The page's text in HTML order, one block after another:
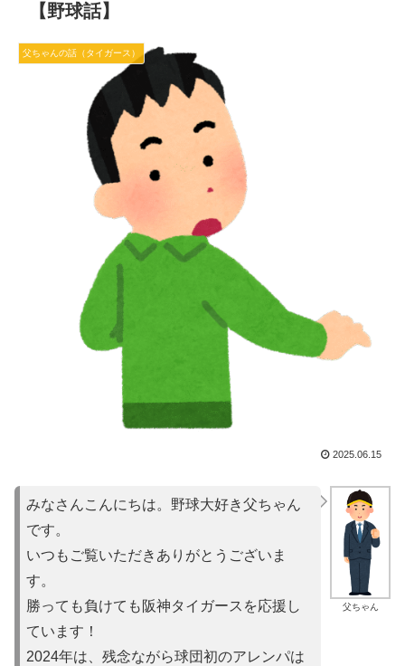
【野球話】
父ちゃんの話（タイガース）
2025.06.15
父ちゃん
みなさんこんにちは。野球大好き父ちゃん
です。
いつもご覧いただきありがとうございま
す。
勝っても負けても阪神タイガースを応援し
ています！
2024年は、残念ながら球団初のアレンパは